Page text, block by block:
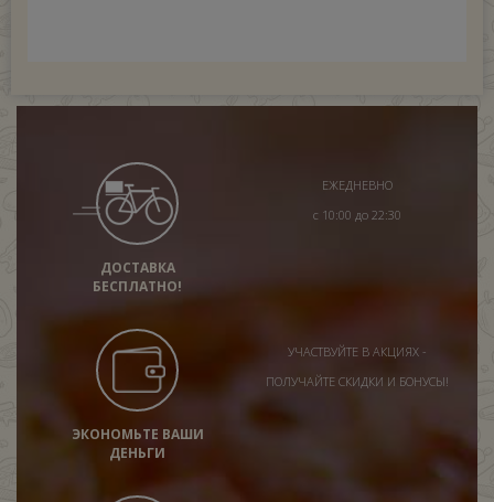
ДОСТАВКА
БЕСПЛАТНО!
ЕЖЕДНЕВНО
с 10:00 до 22:30
ЭКОНОМЬТЕ ВАШИ
ДЕНЬГИ
УЧАСТВУЙТЕ В АКЦИЯХ -
ПОЛУЧАЙТЕ СКИДКИ И БОНУСЫ!